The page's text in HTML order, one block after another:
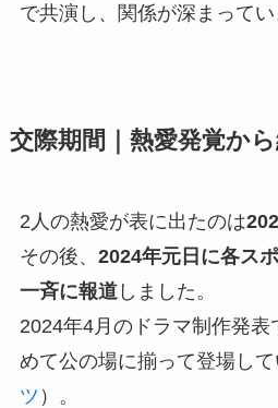
で共演し、関係が深まってい
交際期間｜熱愛発覚か
2人の熱愛が表に出たのは
その後、 2024年元日に各ス
一斉に報道しました。
2024年4月のドラマ制作発表
めて公の場に揃って登場して
ツ ）。